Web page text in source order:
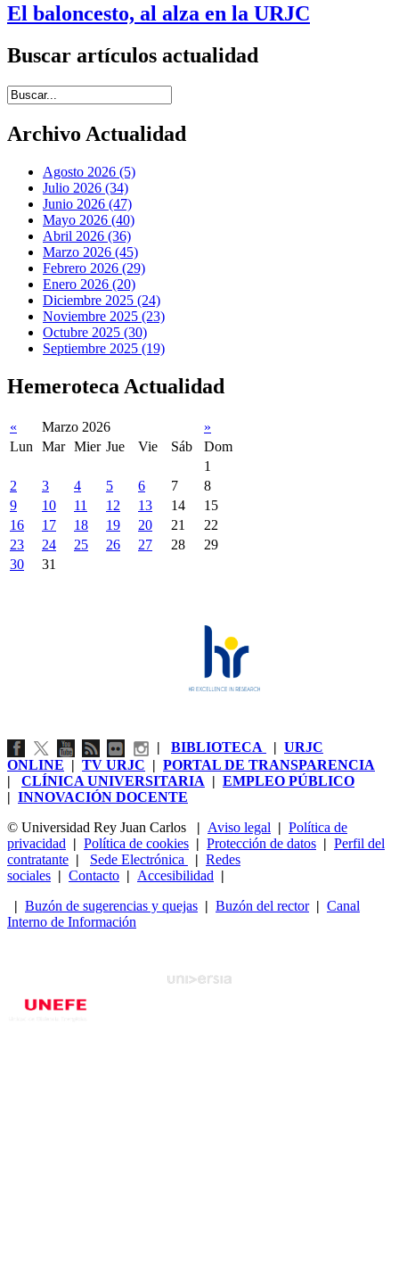
El baloncesto, al alza en la URJC
Buscar artículos actualidad
Introduce términos de búsqueda
Archivo Actualidad
Agosto 2026 (5)
Julio 2026 (34)
Junio 2026 (47)
Mayo 2026 (40)
Abril 2026 (36)
Marzo 2026 (45)
Febrero 2026 (29)
Enero 2026 (20)
Diciembre 2025 (24)
Noviembre 2025 (23)
Octubre 2025 (30)
Septiembre 2025 (19)
Hemeroteca Actualidad
« Marzo 2026
»
Lun
Mar Mier Jue Vie Sáb
Dom
1
2
3 4 5 6 7
8
9
10 11 12 13 14
15
16
17 18 19 20 21
22
23
24 25 26 27 28
29
30
31
| BIBLIOTECA | URJC
ONLINE | TV URJC | PORTAL DE TRANSPARENCIA
| CLÍNICA UNIVERSITARIA | EMPLEO PÚBLICO
| INNOVACIÓN DOCENTE
© Universidad Rey Juan Carlos
| Aviso legal | Política de
privacidad | Política de cookies | Protección de datos | Perfil del
contratante | Sede Electrónica | Redes
sociales | Contacto | Accesibilidad |
| Buzón de sugerencias y quejas | Buzón del rector| Canal
Interno de Información